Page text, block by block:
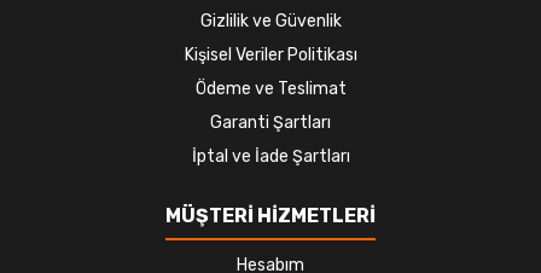
Gizlilik ve Güvenlik
Kişisel Veriler Politikası
Ödeme ve Teslimat
Garanti Şartları
İptal ve İade Şartları
MÜŞTERİ HİZMETLERİ
Hesabım